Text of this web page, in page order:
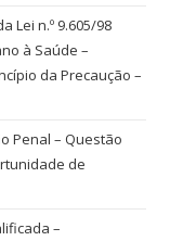
Lei n.º 9.605/98
à Saúde –
da Precaução –
Penal – Questão
de
–